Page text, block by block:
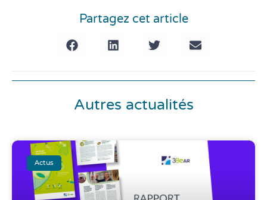
Partagez cet article
Autres actualités
Actus